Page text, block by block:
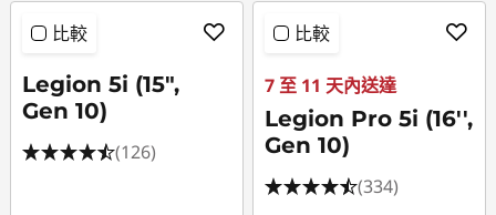
比較
Legion 5i (15",
Gen 10)
(126)
比較
7 至 11 天內送達
Legion Pro 5i (16'',
Gen 10)
(334)